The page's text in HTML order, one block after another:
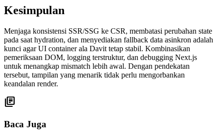
Kesimpulan
Menjaga konsistensi SSR/SSG ke CSR, membatasi perubahan state
pada saat hydration, dan menyediakan fallback data asinkron adalah
kunci agar UI container ala Davit tetap stabil. Kombinasikan
pemeriksaan DOM, logging terstruktur, dan debugging Next.js
untuk menangkap mismatch lebih awal. Dengan pendekatan
tersebut, tampilan yang menarik tidak perlu mengorbankan
keandalan render.
library_books
Baca Juga